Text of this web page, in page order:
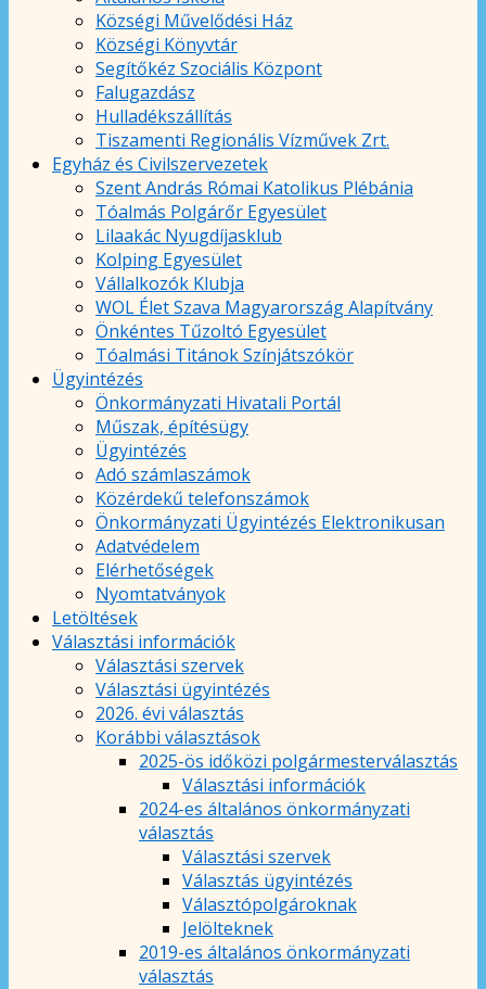
Községi Művelődési Ház
Községi Könyvtár
Segítőkéz Szociális Központ
Falugazdász
Hulladékszállítás
Tiszamenti Regionális Vízművek Zrt.
Egyház és Civilszervezetek
Szent András Római Katolikus Plébánia
Tóalmás Polgárőr Egyesület
Lilaakác Nyugdíjasklub
Kolping Egyesület
Vállalkozók Klubja
WOL Élet Szava Magyarország Alapítvány
Önkéntes Tűzoltó Egyesület
Tóalmási Titánok Színjátszókör
Ügyintézés
Önkormányzati Hivatali Portál
Műszak, építésügy
Ügyintézés
Adó számlaszámok
Közérdekű telefonszámok
Önkormányzati Ügyintézés Elektronikusan
Adatvédelem
Elérhetőségek
Nyomtatványok
Letöltések
Választási információk
Választási szervek
Választási ügyintézés
2026. évi választás
Korábbi választások
2025-ös időközi polgármesterválasztás
Választási információk
2024-es általános önkormányzati
választás
Választási szervek
Választás ügyintézés
Választópolgároknak
Jelölteknek
2019-es általános önkormányzati
választás